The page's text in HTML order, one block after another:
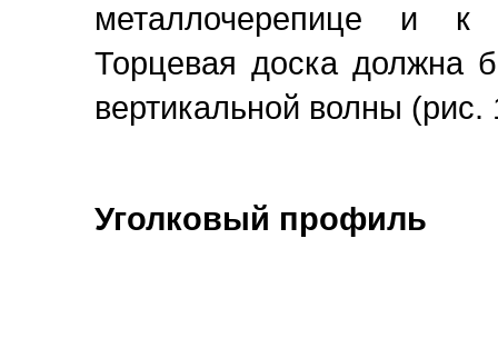
металлочерепице и к
Торцевая доска должна
вертикальной волны (рис.
Уголковый профиль